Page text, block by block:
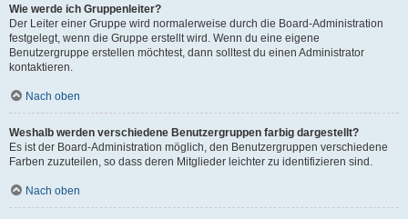
Wie werde ich Gruppenleiter?
Der Leiter einer Gruppe wird normalerweise durch die Board-Administration
festgelegt, wenn die Gruppe erstellt wird. Wenn du eine eigene
Benutzergruppe erstellen möchtest, dann solltest du einen Administrator
kontaktieren.
Nach oben
Weshalb werden verschiedene Benutzergruppen farbig dargestellt?
Es ist der Board-Administration möglich, den Benutzergruppen verschiedene
Farben zuzuteilen, so dass deren Mitglieder leichter zu identifizieren sind.
Nach oben